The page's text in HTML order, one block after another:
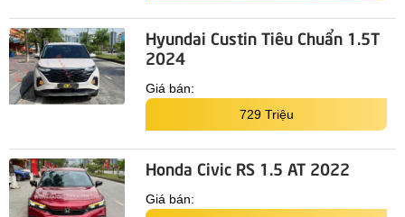
Hyundai Custin Tiêu Chuẩn 1.5T
2024
Giá bán:
729 Triệu
Honda Civic RS 1.5 AT 2022
Giá bán: